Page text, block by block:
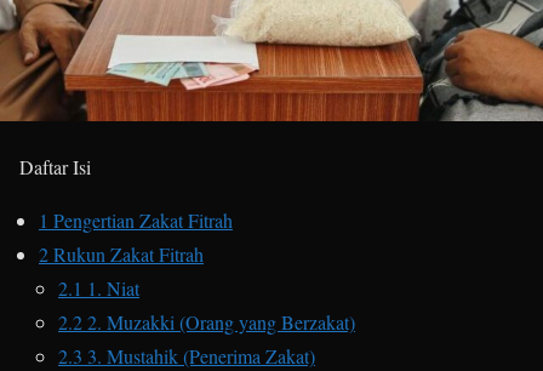
Daftar Isi
1 Pengertian Zakat Fitrah
2Rukun Zakat Fitrah
2.1 1. Niat
2.22. Muzakki (Orang yang Berzakat)
2.3 3. Mustahik (Penerima Zakat)